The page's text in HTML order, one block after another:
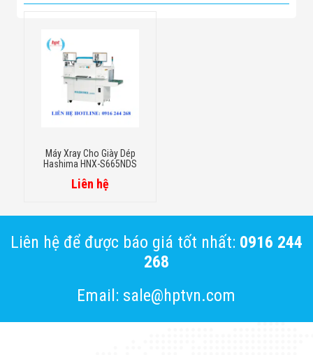
Máy Xray Cho Giày Dép
Hashima HNX-S665NDS
Liên hệ
Liên hệ để được báo giá tốt nhất: 0916 244
268
Email: sale@hptvn.com